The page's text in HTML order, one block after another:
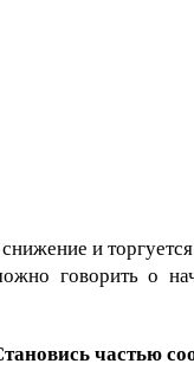
и
говорить о
частью